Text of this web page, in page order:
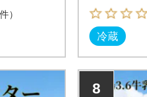
）
賞味くださ
冷蔵
8